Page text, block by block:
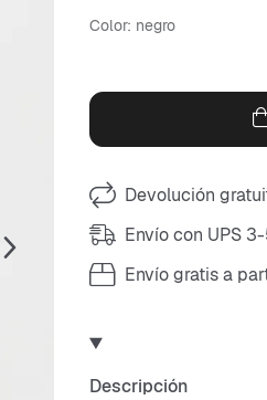
Color: negro
Devolución
Envío con UPS
Envío gratis a
Descripción